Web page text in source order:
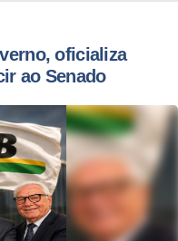
oficializa
ao Senado